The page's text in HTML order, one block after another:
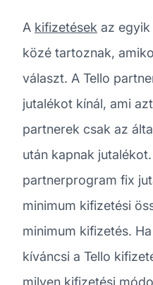
A kifizetések az
közé tartoznak,
választ. A Tello
jutalékot kínál, ami
partnerek csak az
után kapnak
partnerprogram fix
minimum kifizetési
minimum kifizetés.
kíváncsi a Tello
milyen kifizetési